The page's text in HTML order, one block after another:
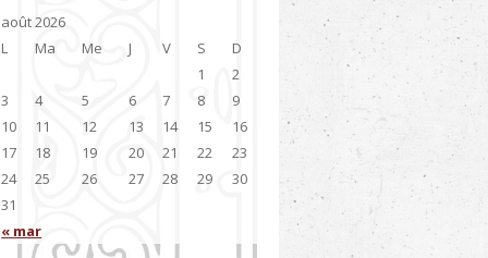
août 2026
L
Ma Me J V S D
« mar
1
2
3
4 5 6 7 8
9
10
11 12 13 14 15
16
17
18 19 20 21 22
23
24
25 26 27 28 29
30
31